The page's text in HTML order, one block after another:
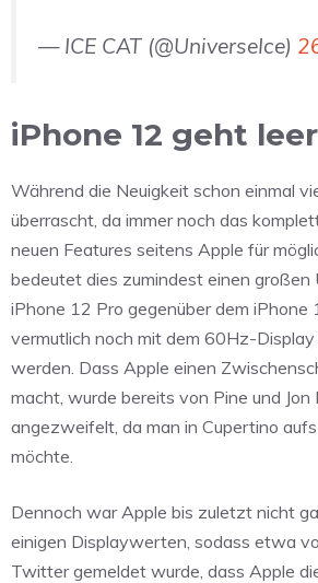
— ICE CAT (@UniverseIce)
iPhone 12 geht
Während die Neuigkeit schon einmal
überrascht, da immer noch das
neuen Features seitens Apple für
bedeutet dies zumindest einen großen
iPhone 12 Pro gegenüber dem
vermutlich noch mit dem 60Hz-
werden. Dass Apple einen
macht, wurde bereits von Pine und Jon
angezweifelt, da man in Cupertino
möchte.
Dennoch war Apple bis zuletzt nicht
einigen Displaywerten, sodass etwa
Twitter gemeldet wurde, dass Apple